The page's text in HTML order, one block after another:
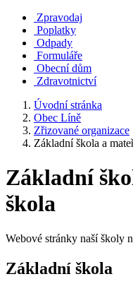
Zpravodaj
Poplatky
Odpady
Formuláře
Obecní dům
Zdravotnictví
Úvodní stránka
Obec Líně
Zřizované organizace
Základní škola a
Základní
škola
Webové stránky naší školy
Základní škola